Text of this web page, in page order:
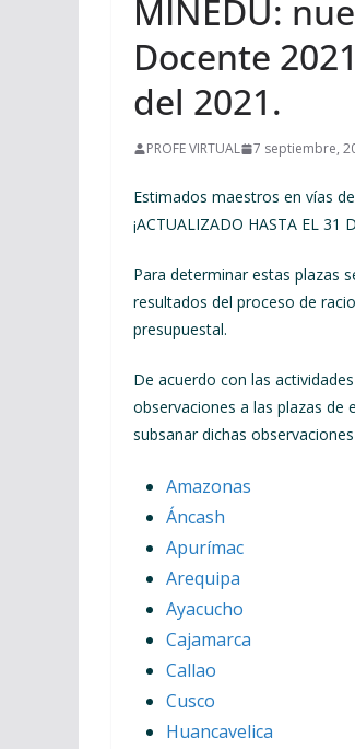
MINEDU:
Docente
del 2021.
PROFE VIRTUAL 7 septiembre,
Estimados maestros en vías
¡ACTUALIZADO HASTA EL 31
Para determinar estas plazas
resultados del proceso de
presupuestal.
De acuerdo con las
observaciones a las plazas de
subsanar dichas
Amazonas
Áncash
Apurímac
Arequipa
Ayacucho
Cajamarca
Callao
Cusco
Huancavelica